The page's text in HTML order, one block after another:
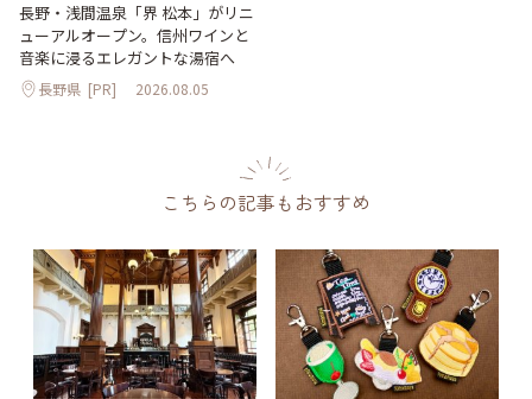
長野・浅間温泉「界 松本」がリニ
ューアルオープン。信州ワインと
音楽に浸るエレガントな湯宿へ
長野県 [PR] 2026.08.05
こちらの記事もおすすめ